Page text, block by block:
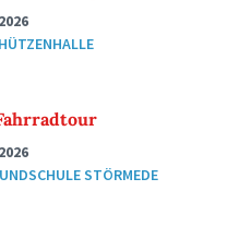
STÖRMEDE